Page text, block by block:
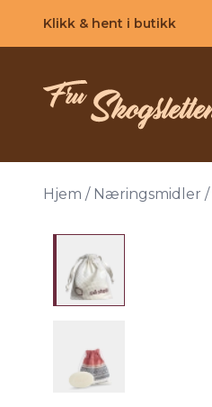
Klikk & hent i butikk
Hjem / Næringsmidler /